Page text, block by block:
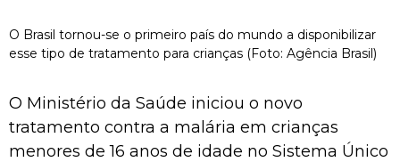
O Brasil tornou-se o primeiro país do mundo a disponibilizar
esse tipo de tratamento para crianças (Foto: Agência Brasil)
O Ministério da Saúde iniciou o novo
tratamento contra a malária em crianças
menores de 16 anos de idade no Sistema Único